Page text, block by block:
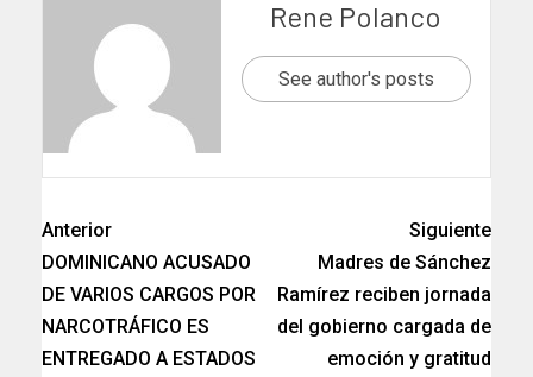
Rene Polanco
See author's posts
Anterior
DOMINICANO ACUSADO
DE VARIOS CARGOS POR
NARCOTRÁFICO ES
ENTREGADO A ESTADOS
Siguiente
Madres de Sánchez
Ramírez reciben jornada
del gobierno cargada de
emoción y gratitud